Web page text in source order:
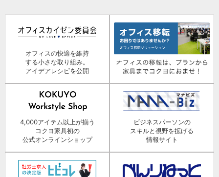
オフィスの快適を維持
する小さな取り組み。
アイデアレシピを公開
4,000アイテム以上が揃う
コクヨ家具初の
公式オンラインショップ
ビジネスパーソンの
スキルと視野を拡げる
情報サイト